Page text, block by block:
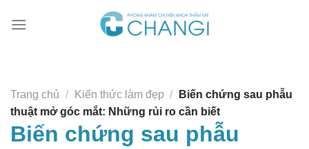
đến
Trang chủ / Kiến thức làm đẹp /
Biến chứng sau phẫu
thuật mở góc mắt: Những rủi ro cần biết
Biến chứng sau phẫu